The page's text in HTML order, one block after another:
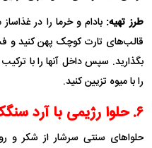
طرز تهیه: بادام و خرما را در
بگذارید. سپس داخل آنها را با
را با میوه تزیین کنید.
۶. حلوا رژیمی با آرد سنگک و شیره انگور
حلوا‌های سنتی سرشار از شکر و